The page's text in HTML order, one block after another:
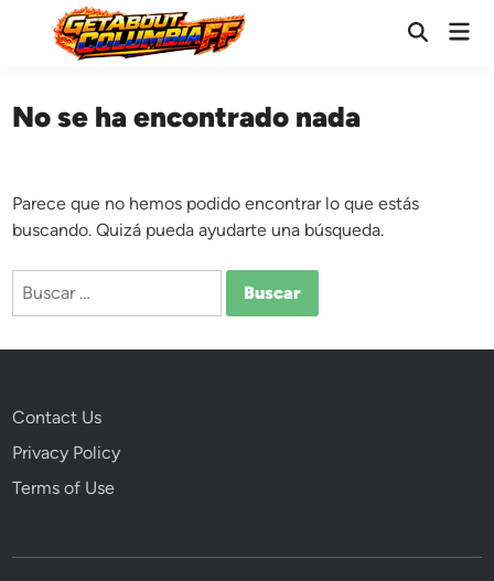
contenido
Abrir
No se ha encontrado nada
Parece que no hemos podido encontrar lo que estás
buscando. Quizá pueda ayudarte una búsqueda.
Buscar:
Contact Us
Privacy Policy
Terms of Use